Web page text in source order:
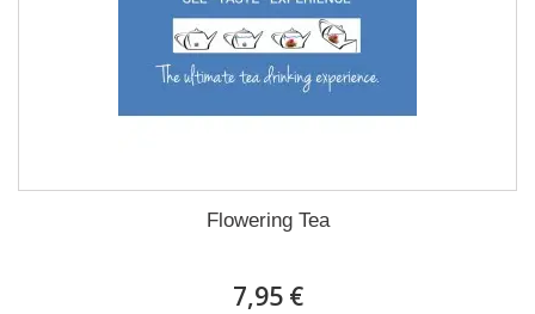
Flowering Tea
7,95 €